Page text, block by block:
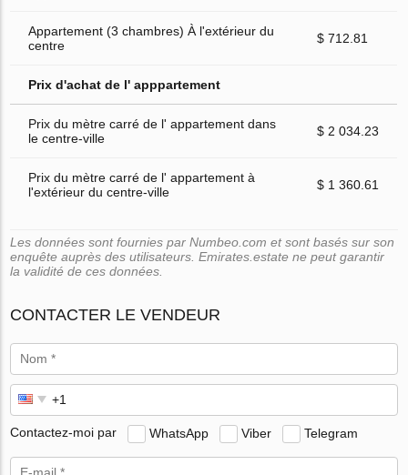
Appartement (3 chambres) À l'extérieur du
centre
$ 712.81
Prix d'achat de l' apppartement
Prix du mètre carré de l' appartement dans
le centre-ville
$ 2 034.23
Prix du mètre carré de l' appartement à
l'extérieur du centre-ville
$ 1 360.61
Les données sont fournies par Numbeo.com et sont basés sur son
enquête auprès des utilisateurs. Emirates.estate ne peut garantir
la validité de ces données.
CONTACTER LE VENDEUR
Contactez-moi par WhatsApp Viber Telegram